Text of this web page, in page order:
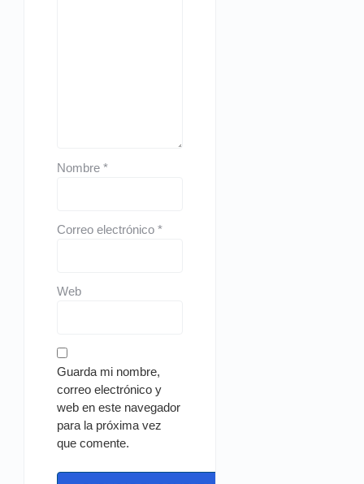
Nombre*
Correo electrónico*
Web
Guarda mi nombre,
correo electrónico y
web en este navegador
para la próxima vez
que comente.